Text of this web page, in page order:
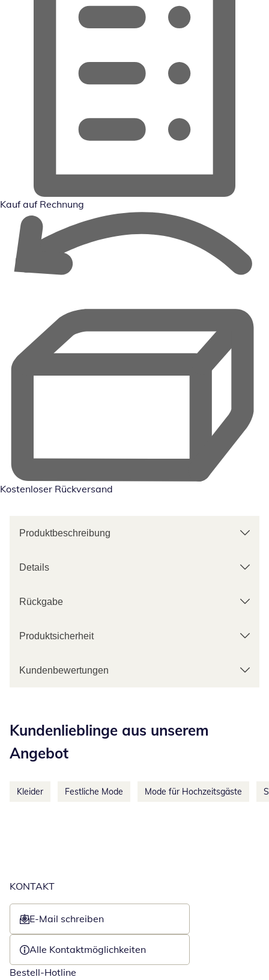
Kauf auf Rechnung
Kostenloser Rückversand
Produktbeschreibung
Details
Rückgabe
Produktsicherheit
Kundenbewertungen
Kundenlieblinge aus unserem
Angebot
Kleider Festliche Mode Mode für Hochzeitsgäste
KONTAKT
E-Mail schreiben
Öffnet E-Mail-Client
Alle Kontaktmöglichkeiten
Bestell-Hotline